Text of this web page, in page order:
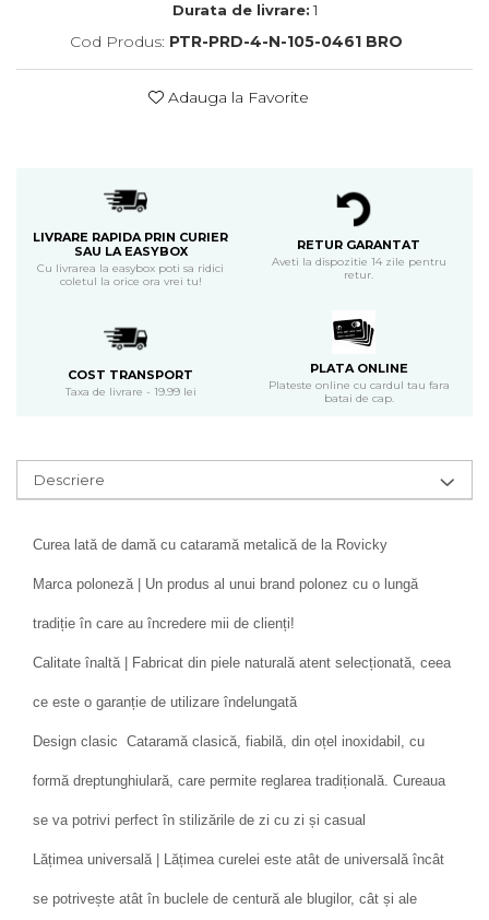
Durata de livrare: 1
Cod Produs: PTR-PRD-4-N-105-0461 BRO
Adauga la Favorite
LIVRARE RAPIDA PRIN CURIER
SAU LA EASYBOX
Cu livrarea la easybox poti sa ridici
coletul la orice ora vrei tu!
RETUR GARANTAT
Aveti la dispozitie 14 zile pentru
retur.
COST TRANSPORT
Taxa de livrare - 19.99 lei
PLATA ONLINE
Plateste online cu cardul tau fara
batai de cap.
Descriere
Curea lată de damă cu cataramă metalică de la Rovicky
Marca poloneză | Un produs al unui brand polonez cu o lungă
tradiție în care au încredere mii de clienți!
Calitate înaltă | Fabricat din piele naturală atent selecționată, ceea
ce este o garanție de utilizare îndelungată
Design clasic Cataramă clasică, fiabilă, din oțel inoxidabil, cu
formă dreptunghiulară, care permite reglarea tradițională. Cureaua
se va potrivi perfect în stilizările de zi cu zi și casual
Lățimea universală | Lățimea curelei este atât de universală încât
se potrivește atât în ​​buclele de centură ale blugilor, cât și ale